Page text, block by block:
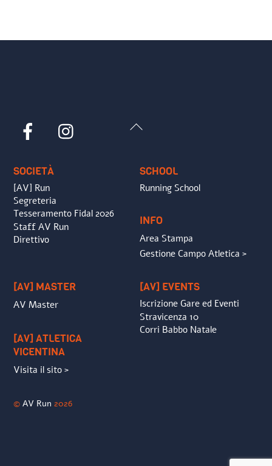
Back
Facebook
SOCIETÀ
[AV] Run
Segreteria
Tesseramento Fidal 2026
Staff AV Run
Direttivo
SCHOOL
Running School
INFO
Area Stampa
Gestione Campo Atletica >
[AV] MASTER
AV Master
[AV] ATLETICA
VICENTINA
Visita il sito >
[AV] EVENTS
Iscrizione Gare ed Eventi
Stravicenza 10
Corri Babbo Natale
©AV Run 2026